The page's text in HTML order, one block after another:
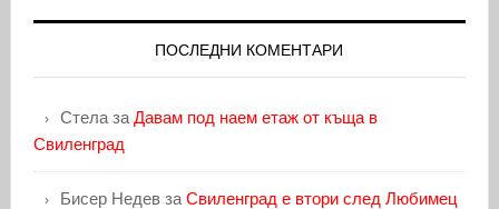
ПОСЛЕДНИ КОМЕНТАРИ
Стелаза Давам под наем етаж от къща в
Свиленград
Бисер Недевза Свиленград е втори след Любимец